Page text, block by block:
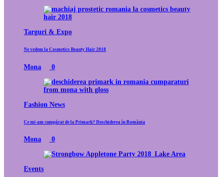
Targuri & Expo
Ne vedem la Cosmetics Beauty Hair 2018
Mona 0
Fashion News
Ce mi-am cumpărat de la Primark? Deschiderea în România
Mona 0
Events